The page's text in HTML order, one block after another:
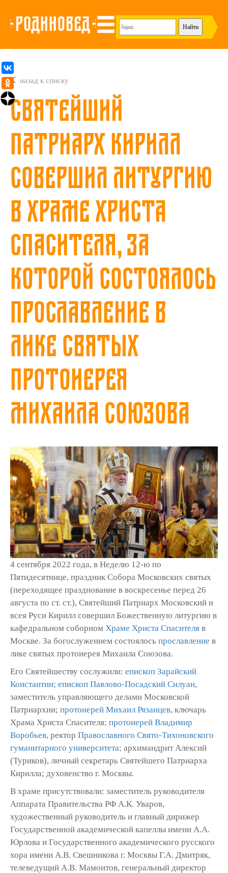
назад к списку
Святейший
Патриарх Кирилл
совершил Литургию
в Храме Христа
Спасителя, за
которой состоялось
прославление в
лике святых
протоиерея
Михаила Союзова
4 сентября 2022 года, в Неделю 12-ю по
Пятидесятнице, праздник Собора Московских святых
(переходящее празднование в воскресенье перед 26
августа по ст. ст.), Святейший Патриарх Московский и
всея Руси Кирилл совершил Божественную литургию в
кафедральном соборном Храме Христа Спасителя в
Москве. За богослужением состоялось прославление в
лике святых протоиерея Михаила Союзова.
Его Святейшеству сослужили: епископ Зарайский
Константин; епископ Павлово-Посадский Силуан,
заместитель управляющего делами Московской
Патриархии; протоиерей Михаил Рязанцев, ключарь
Храма Христа Спасителя; протоиерей Владимир
Воробьев, ректор Православного Свято-Тихоновского
гуманитарного университета; архимандрит Алексий
(Туриков), личный секретарь Святейшего Патриарха
Кирилла; духовенство г. Москвы.
В храме присутствовали: заместитель руководителя
Аппарата Правительства РФ А.К. Уваров,
художественный руководитель и главный дирижер
Государственной академической капеллы имени А.А.
Юрлова и Государственного академического русского
хора имени А.В. Свешникова г. Москвы Г.А. Дмитряк,
телеведущий А.В. Мамонтов, генеральный директор